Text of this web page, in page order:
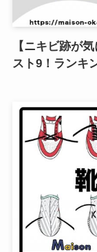
【ニキビ跡が
スト9！ランキ